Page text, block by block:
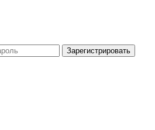
Зарегистрировать